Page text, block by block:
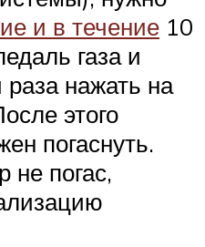
и в течение 10
газа и
нажать на
этого
погаснуть.
не погас,